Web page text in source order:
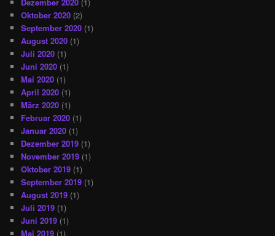
Oktober 2020 (2)
September 2020 (1)
August 2020 (1)
Juli 2020 (1)
Juni 2020 (1)
Mai 2020 (1)
April 2020 (1)
März 2020 (1)
Februar 2020 (1)
Januar 2020 (1)
Dezember 2019 (1)
November 2019 (1)
Oktober 2019 (1)
September 2019 (1)
August 2019 (1)
Juli 2019 (1)
Juni 2019 (1)
Mai 2019 (1)